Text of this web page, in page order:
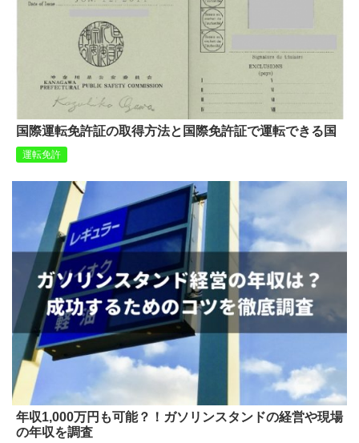
国際運転免許証の取得方法と国際免許証で運転できる国
運転免許
年収1,000万円も可能？！ガソリンスタンドの経営や現場
の年収を調査